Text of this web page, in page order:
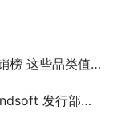
些品类值得深挖
主管 Jeff Nuzzi